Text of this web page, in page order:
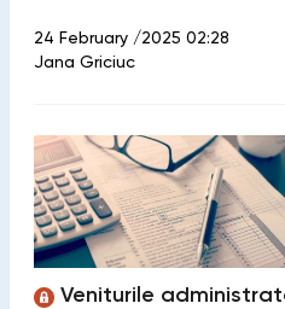
24 February /2025 02:28
Jana Griciuc
Veniturile